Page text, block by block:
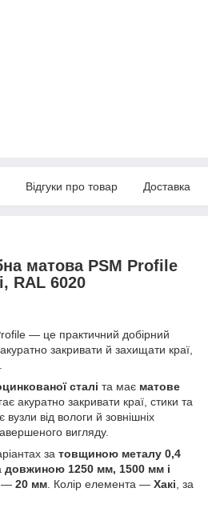
Відгуки про товар Доставка
матова PSM Profile
RAL 6020
— це практичний добірний
закривати й захищати краї,
сталі та має матове
акуратно закривати краї, стики та
вузли від вологи й зовнішніх
вигляду.
за товщиною металу 0,4
довжиною 1250 мм, 1500 мм і
— 20 мм. Колір елемента — Хакі, за